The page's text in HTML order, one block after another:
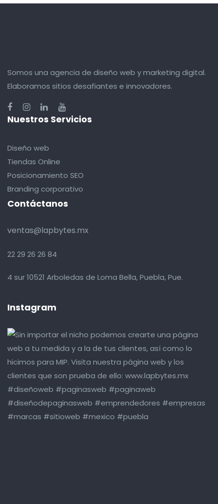
Somos una agencia de diseño web y marketing digital.
Elaboramos sitios desafiantes e innovadores.
Nuestros Servicios
Diseño web
Tiendas Online
Posicionamiento SEO
Branding corporativo
Contáctanos
ventas@lapbytes.mx
22 29 26 26 84
4 sur 10521 Arboledas de Loma Bella, Puebla, Pue.
Instagram